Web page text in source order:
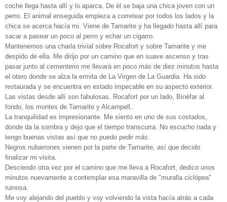
coche llega hasta allí y lo aparca. De él se baja una chica joven con un
perro. El animal enseguida empieza a corretear por todos los lados y la
chica se acerca hacía mi. Viene de Tamarite y ha llegado hasta allí para
sacar a pasear un poco al perro y echar un cigarro.
Mantenemos una charla trivial sobre Rocafort y sobre Tamarite y me
despido de ella. Me dirijo por un camino que en suave ascenso y tras
pasar junto al cementerio me llevará en poco más de diez minutos hasta
el otero donde se alza la ermita de La Virgen de La Guardia. Ha sido
restaurada y se encuentra en estado impecable en su aspecto exterior.
Las vistas desde allí son fabulosas. Rocafort por un lado, Binéfar al
fondo, los montes de Tamarite y Alcampell..
La tranquilidad es impresionante. Me siento en uno de sus costados,
donde da la sombra y dejo que el tiempo transcurra. No escucho nada y
tengo buenas vistas así que no puedo pedir más.
Negros nubarrones vienen por la parte de Tamarite, así que decido
finalizar mi visita.
Desciendo otra vez por el camino que me lleva a Rocafort, dedico unos
minutos nuevamente a contemplar esa maravilla de "muralla ciclópea"
ruinosa.
Me voy alejando del pueblo y voy volviendo la vista hacía atrás a cada